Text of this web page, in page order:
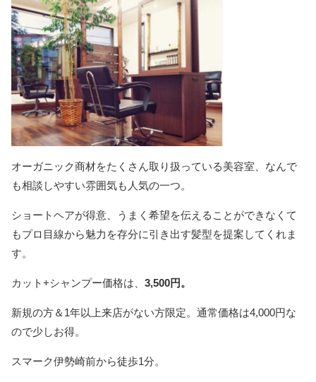
オーガニック商材をたくさん取り扱っている美容室、なんで
も相談しやすい雰囲気も人気の一つ。
ショートヘアが得意、うまく希望を伝えることができなくて
もプロ目線から魅力を存分に引き出す髪型を提案してくれま
す。
カット+シャンプー価格は、 3,500円。
新規の方＆1年以上来店がない方限定。通常価格は4,000円な
ので少しお得。
スマーク伊勢崎前から徒歩1分。